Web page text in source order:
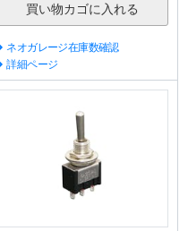
ネオガレージ在庫数確認
詳細ページ